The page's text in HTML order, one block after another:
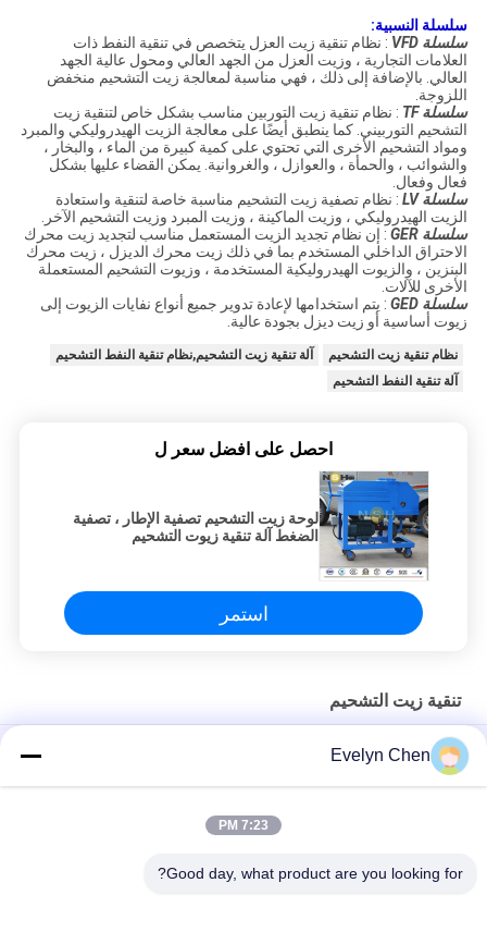
سلسلة النسبية:
سلسلة VFD
: نظام تنقية زيت العزل يتخصص في تنقية النفط ذات
العلامات التجارية ، وزيت العزل من الجهد العالي ومحول عالية الجهد
العالي. بالإضافة إلى ذلك ، فهي مناسبة لمعالجة زيت التشحيم منخفض
اللزوجة.
سلسلة TF
: نظام تنقية زيت التوربين مناسب بشكل خاص لتنقية زيت
التشحيم التوربيني. كما ينطبق أيضًا على معالجة الزيت الهيدروليكي والمبرد
ومواد التشحيم الأخرى التي تحتوي على كمية كبيرة من الماء ، والبخار ،
والشوائب ، والحمأة ، والعوازل ، والغروانية. يمكن القضاء عليها بشكل
فعال وفعال.
سلسلة LV
: نظام تصفية زيت التشحيم مناسبة خاصة لتنقية واستعادة
الزيت الهيدروليكي ، وزيت الماكينة ، وزيت المبرد وزيت التشحيم الآخر.
سلسلة GER
: إن نظام تجديد الزيت المستعمل مناسب لتجديد زيت محرك
الاحتراق الداخلي المستخدم بما في ذلك زيت محرك الديزل ، زيت محرك
البنزين ، والزيوت الهيدروليكية المستخدمة ، وزيوت التشحيم المستعملة
الأخرى للآلات.
سلسلة GED
: يتم استخدامها لإعادة تدوير جميع أنواع نفايات الزيوت إلى
زيوت أساسية أو زيت ديزل بجودة عالية.
نظام تنقية زيت التشحيم
آلة تنقية زيت التشحيم,نظام تنقية النفط التشحيم
آلة تنقية النفط التشحيم
احصل على افضل سعر ل
لوحة زيت التشحيم تصفية الإطار ، تصفية
الضغط آلة تنقية زيوت التشحيم
استمر
تنقية زيت التشحيم
LV-P فراغ فلتر زيت التشحيم التجفيف 600L / H 15kw التدفئة
خفيفة الوزن تنقية زيت التشحيم مع هيكل الفولاذ المقاوم للصدأ 50HZ
Evelyn Chen
7:23 PM
Good day, what product are you looking for?